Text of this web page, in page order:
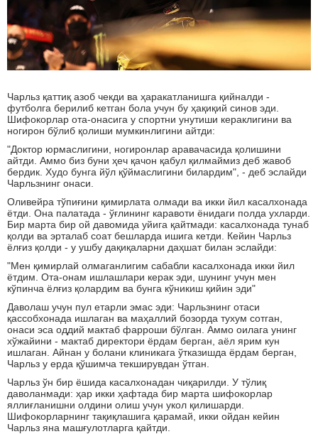
Чарльз қаттиқ азоб чекди ва ҳаракатланишга қийналди -
футболга берилиб кетган бола учун бу ҳақиқий синов эди.
Шифокорлар ота-онасига у спортни унутиши кераклигини ва
ногирон бўлиб қолиши мумкинлигини айтди:
"Доктор юрмаслигини, ногиронлар аравачасида қолишини
айтди. Аммо биз буни ҳеч қачон қабул қилмаймиз деб жавоб
бердик. Худо бунга йўл қўймаслигини билардим", - деб эслайди
Чарльзнинг онаси.
Оливейра тўпиғини қимирлата олмади ва икки йил касалхонада
ётди. Она палатада - ўғлининг каравоти ёнидаги полда ухларди.
Бир марта бир ой давомида уйига қайтмади: касалхонада тунаб
қолди ва эрталаб соат бешларда ишига кетди. Кейин Чарльз
ёлғиз қолди - у ушбу дақиқаларни даҳшат билан эслайди:
"Мен қимирлай олмаганлигим сабабли касалхонада икки йил
ётдим. Ота-онам ишлашлари керак эди, шунинг учун мен
кўпинча ёлғиз қолардим ва бунга кўникиш қийин эди"
Даволаш учун пул етарли эмас эди: Чарльзнинг отаси
қассобхонада ишлаган ва маҳаллий бозорда тухум сотган,
онаси эса оддий мактаб фарроши бўлган. Аммо оилага унинг
хўжайини - мактаб директори ёрдам берган, аёл ярим кун
ишлаган. Айнан у болани клиникага ўтказишда ёрдам берган,
Чарльз у ерда қўшимча текширувдан ўтган.
Чарльз ўн бир ёшида касалхонадан чиқарилди. У тўлиқ
даволанмади: ҳар икки ҳафтада бир марта шифокорлар
яллиғланишни олдини олиш учун укол қилишарди.
Шифокорларнинг тақиқлашига қарамай, икки ойдан кейин
Чарльз яна машғулотларга қайтди.